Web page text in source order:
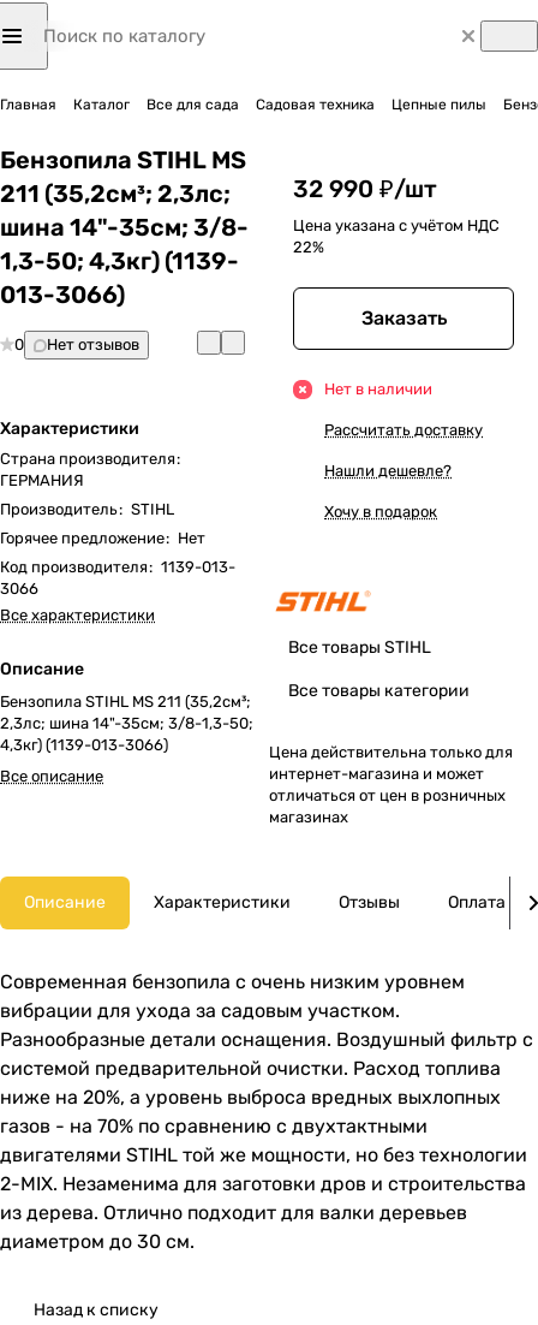
Главная Каталог Все для сада Садовая техника Цепные пилы
Бензопила STIHL MS
211 (35,2см³; 2,3лс;
шина 14"-35см; 3/8-
1,3-50; 4,3кг) (1139-
013-3066)
0 Нет отзывов
Характеристики
Страна производителя:
ГЕРМАНИЯ
Производитель: STIHL
Горячее предложение: Нет
Код производителя: 1139-013-
3066
Все характеристики
Описание
Бензопила STIHL MS 211 (35,2см³;
2,3лс; шина 14"-35см; 3/8-1,3-50;
4,3кг) (1139-013-3066)
Все описание
32 990 ₽/шт
Цена указана с учётом НДС
22%
Заказать
Нет в наличии
Рассчитать доставку
Нашли дешевле?
Хочу в подарок
Все товары STIHL
Все товары категории
Цена действительна только для
интернет-магазина и может
отличаться от цен в розничных
магазинах
Описание Характеристики Отзывы Оплата
Современная бензопила с очень низким уровнем
вибрации для ухода за садовым участком.
Разнообразные детали оснащения. Воздушный фильтр с
системой предварительной очистки. Расход топлива
ниже на 20%, а уровень выброса вредных выхлопных
газов - на 70% по сравнению с двухтактными
двигателями STIHL той же мощности, но без технологии
2-MIX. Незаменима для заготовки дров и строительства
из дерева. Отлично подходит для валки деревьев
диаметром до 30 см.
Назад к списку